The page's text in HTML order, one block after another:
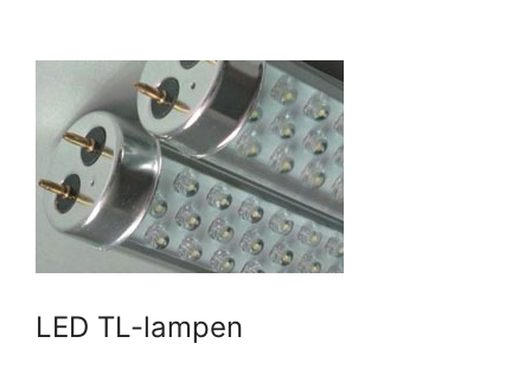
LED TL-lampen